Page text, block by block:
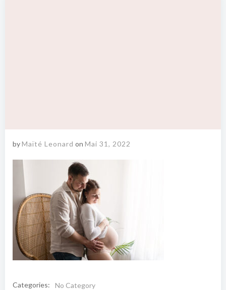
byMaïté Leonard on Mai 31, 2022
Categories:
No Category